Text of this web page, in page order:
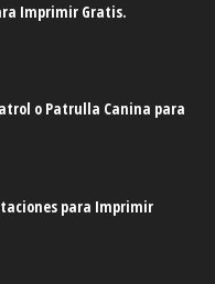
Imprimir Gratis.
o Patrulla Canina para
para Imprimir